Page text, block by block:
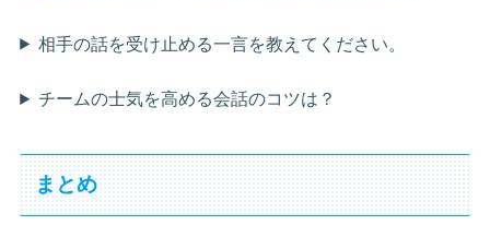
相手の話を受け止める一言を教えてください。
チームの士気を高める会話のコツは？
まとめ